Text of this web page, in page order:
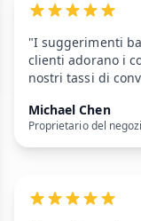
"I suggerimenti
clienti adorano i
nostri tassi di
Michael Chen
Proprietario del